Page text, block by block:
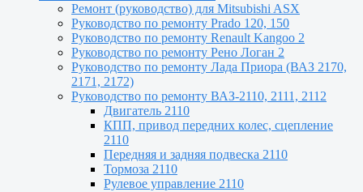
Ремонт (руководство) для Mitsubishi ASX
Руководство по ремонту Prado 120, 150
Руководство по ремонту Renault Kangoo 2
Руководство по ремонту Рено Логан 2
Руководство по ремонту Лада Приора (ВАЗ 2170,
2171, 2172)
Руководство по ремонту ВАЗ-2110, 2111, 2112
Двигатель 2110
КПП, привод передних колес, сцепление
2110
Передняя и задняя подвеска 2110
Тормоза 2110
Рулевое управление 2110